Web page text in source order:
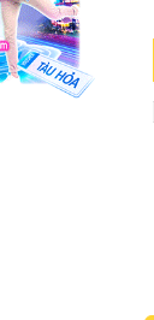
tin chi tiết